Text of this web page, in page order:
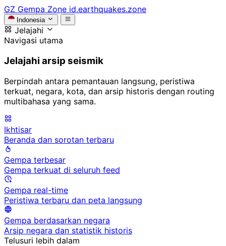
GZ Gempa Zone id.earthquakes.zone
Indonesia
Jelajahi
Navigasi utama
Jelajahi arsip seismik
Berpindah antara pemantauan langsung, peristiwa
terkuat, negara, kota, dan arsip historis dengan routing
multibahasa yang sama.
Ikhtisar
Beranda dan sorotan terbaru
Gempa terbesar
Gempa terkuat di seluruh feed
Gempa real-time
Peristiwa terbaru dan peta langsung
Gempa berdasarkan negara
Arsip negara dan statistik historis
Telusuri lebih dalam